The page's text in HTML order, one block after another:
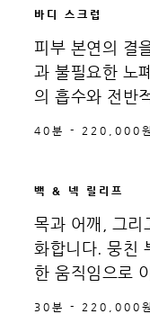
바디 스크럽
피부 본연의 결
과 불필요한 노
의 흡수와 전반
40분 - 220,000원
백 & 넥 릴리프
목과 어깨, 그리
화합니다. 뭉친
한 움직임으로
30분 - 220,000원